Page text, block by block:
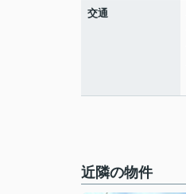
交通
近隣の物件